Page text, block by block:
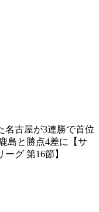
名古屋が3連勝で首位
島と勝点4差に【サ
グ 第16節】